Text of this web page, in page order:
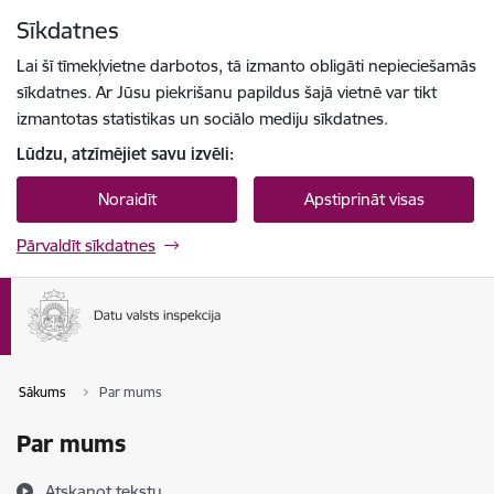
Sīkdatnes
Lai šī tīmekļvietne darbotos, tā izmanto obligāti nepieciešamās
sīkdatnes. Ar Jūsu piekrišanu papildus šajā vietnē var tikt
izmantotas statistikas un sociālo mediju sīkdatnes.
Lūdzu, atzīmējiet savu izvēli:
Noraidīt Apstiprināt visas
Pārvaldīt sīkdatnes
Sākums Par mums
Par mums